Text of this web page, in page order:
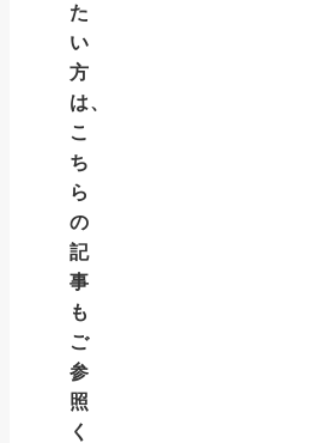
た
い
方
は、
こ
ち
ら
の
記
事
も
ご
参
照
く